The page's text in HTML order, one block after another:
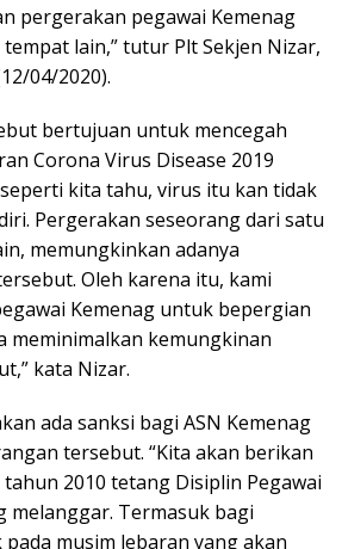
pergerakan pegawai Kemenag
lain,” tutur Plt Sekjen Nizar,
04/2020).
bertujuan untuk mencegah
Corona Virus Disease 2019
seperti kita tahu, virus itu kan tidak
Pergerakan seseorang dari satu
memungkinkan adanya
Oleh karena itu, kami
Kemenag untuk bepergian
meminimalkan kemungkinan
kata Nizar.
ada sanksi bagi ASN Kemenag
tersebut. “Kita akan berikan
tahun 2010 tetang Disiplin Pegawai
melanggar. Termasuk bagi
musim lebaran yang akan